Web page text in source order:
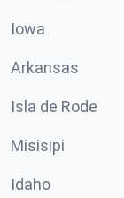
Iowa
Arkansas
Isla de Rode
Misisipi
Idaho